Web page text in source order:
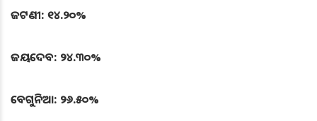
ଜଟଣୀ: ୧୪.୨୦%
ଜୟଦେବ: ୨୪.୩୦%
ବେଗୁନିଆ: ୨୬.୫୦%